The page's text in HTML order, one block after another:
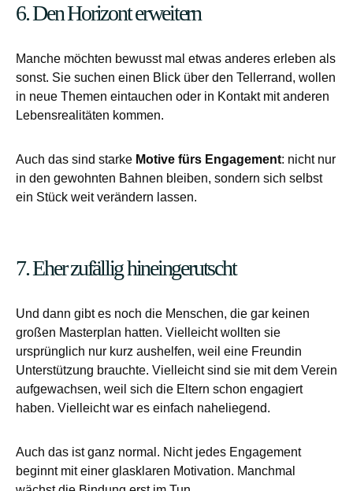
6. Den Horizont erweitern
Manche möchten bewusst mal etwas anderes erleben als
sonst. Sie suchen einen Blick über den Tellerrand, wollen
in neue Themen eintauchen oder in Kontakt mit anderen
Lebensrealitäten kommen.
Auch das sind starke Motive fürs Engagement: nicht nur
in den gewohnten Bahnen bleiben, sondern sich selbst
ein Stück weit verändern lassen.
7. Eher zufällig hineingerutscht
Und dann gibt es noch die Menschen, die gar keinen
großen Masterplan hatten. Vielleicht wollten sie
ursprünglich nur kurz aushelfen, weil eine Freundin
Unterstützung brauchte. Vielleicht sind sie mit dem Verein
aufgewachsen, weil sich die Eltern schon engagiert
haben. Vielleicht war es einfach naheliegend.
Auch das ist ganz normal. Nicht jedes Engagement
beginnt mit einer glasklaren Motivation. Manchmal